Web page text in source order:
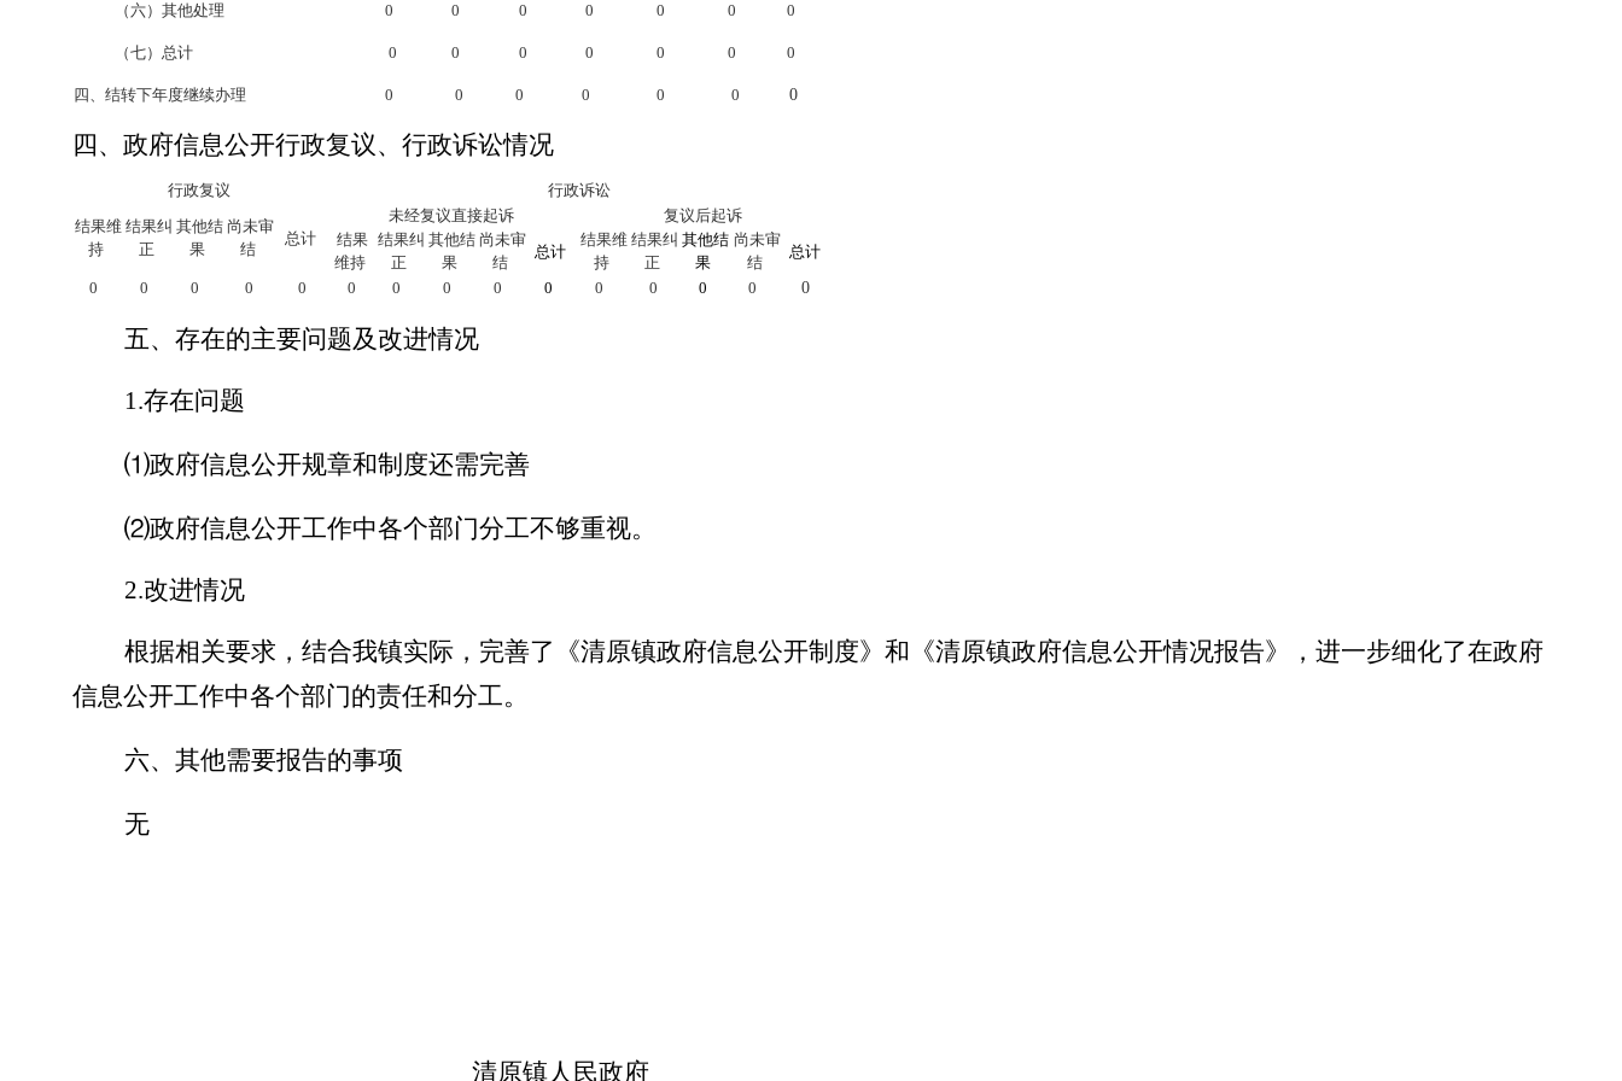
（六）其他处理 0 0 0 0 0 0 0
（七）总计 0 0 0 0 0 0 0
四、结转下年度继续办理 0 0 0 0 0 0 0
四、政府信息公开行政复议、行政诉讼情况
行政复议
行政诉讼
结果维
持
结果纠
正
其他结
果
尚未审
结
总计
未经复议直接起诉
复议后起诉
结果
维持
结果纠
正
其他结
果
尚未审
结
总计
结果维
持
结果纠
正
其他结
果
尚未审
结
总计
0
0 0 0 0 0 0 0 0 0 0 0 0 0 0
五、存在的主要问题及改进情况
1.存在问题
⑴政府信息公开规章和制度还需完善
⑵政府信息公开工作中各个部门分工不够重视。
2.改进情况
根据相关要求，结合我镇实际，完善了《清原镇政府信息公开制度》和《清原镇政府信息公开情况报告》，进一步细化了在政府
信息公开工作中各个部门的责任和分工。
六、其他需要报告的事项
无
清原镇人民政府